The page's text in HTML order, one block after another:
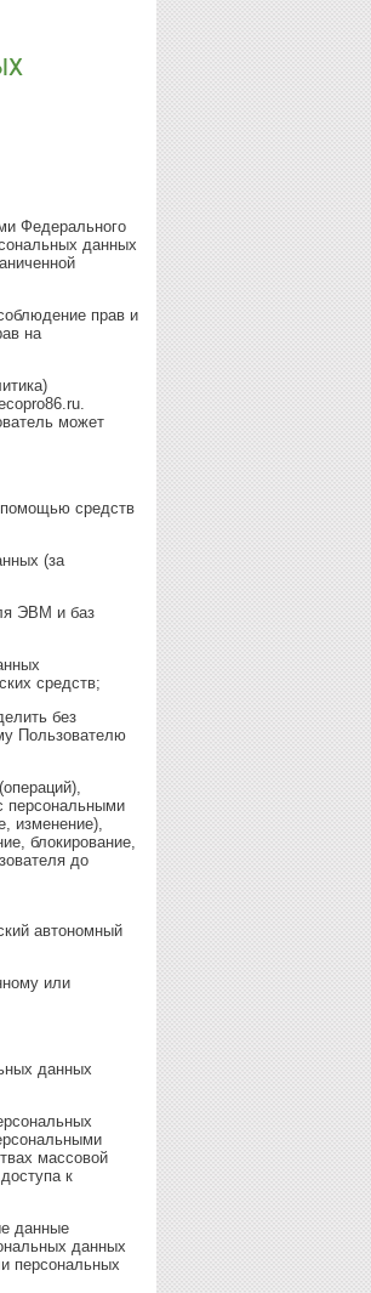
Федерального
данных
прав и
на
может
помощью средств
(за
ЭВМ и баз
средств;
без
Пользователю
персональными
изменение),
блокирование,
до
автономный
или
данных
массовой
к
данные
данных
персональных